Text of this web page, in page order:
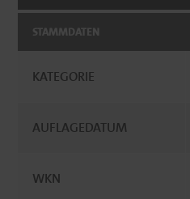
STAMMDATEN
KATEGORIE
AUFLAGEDATUM
WKN